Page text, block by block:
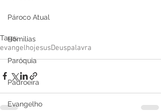
Pároco Atual
Homilias
Paróquia
Padroeira
Evangelho
Tags:
evangelhojesusDeuspalavra